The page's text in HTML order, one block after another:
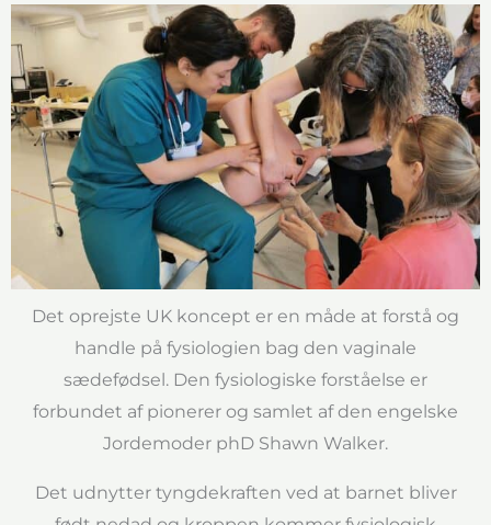
Det oprejste UK koncept er en måde at forstå og
handle på fysiologien bag den vaginale
sædefødsel. Den fysiologiske forståelse er
forbundet af pionerer og samlet af den engelske
Jordemoder phD Shawn Walker.
Det udnytter tyngdekraften ved at barnet bliver